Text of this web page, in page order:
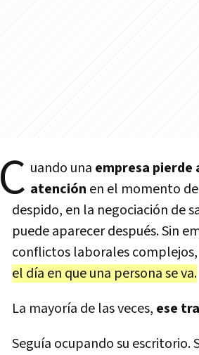
C uando una empresa
atención en el momento
despido, en la negociación de
puede aparecer después. Sin
conflictos laborales
el día en que una persona se va.
La mayoría de las veces, ese
Seguía ocupando su escritorio.